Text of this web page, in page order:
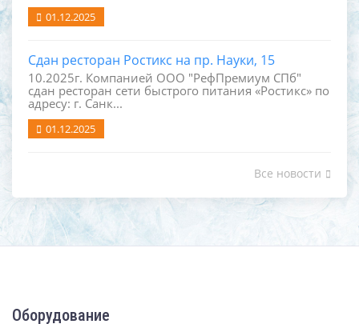
01.12.2025
Сдан ресторан Ростикс на пр. Науки, 15
10.2025г. Компанией ООО "РефПремиум СПб"
сдан ресторан сети быстрого питания «Ростикс» по
адресу: г. Санк...
01.12.2025
Все новости
Оборудование